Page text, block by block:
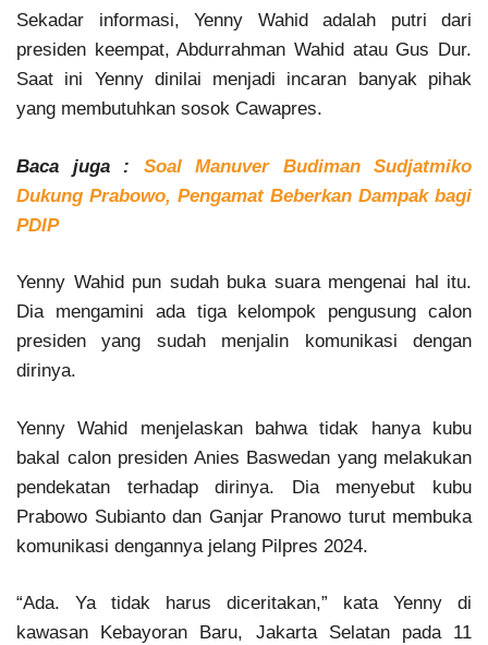
Sekadar informasi, Yenny Wahid adalah putri dari
presiden keempat, Abdurrahman Wahid atau Gus Dur.
Saat ini Yenny dinilai menjadi incaran banyak pihak
yang membutuhkan sosok Cawapres.
Baca juga : Soal Manuver Budiman Sudjatmiko
Dukung Prabowo, Pengamat Beberkan Dampak bagi
PDIP
Yenny Wahid pun sudah buka suara mengenai hal itu.
Dia mengamini ada tiga kelompok pengusung calon
presiden yang sudah menjalin komunikasi dengan
dirinya.
Yenny Wahid menjelaskan bahwa tidak hanya kubu
bakal calon presiden Anies Baswedan yang melakukan
pendekatan terhadap dirinya. Dia menyebut kubu
Prabowo Subianto dan Ganjar Pranowo turut membuka
komunikasi dengannya jelang Pilpres 2024.
“Ada. Ya tidak harus diceritakan,” kata Yenny di
kawasan Kebayoran Baru, Jakarta Selatan pada 11